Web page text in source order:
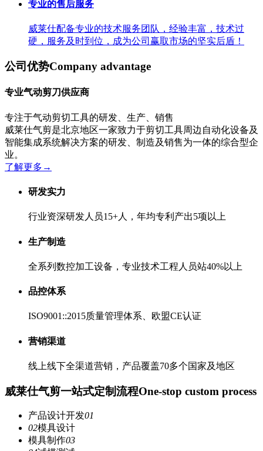
专业的售后服务
威莱仕配备专业的技术服务团队，经验丰富，技术过
硬，服务及时到位，成为公司赢取市场的坚实后盾！
公司优势Company advantage
专业气动剪刀供应商
专注于气动剪切工具的研发、生产、销售
威莱仕气剪是北京地区一家致力于剪切工具周边自动化设备及
智能集成系统解决方案的研发、制造及销售为一体的综合型企
业。
了解更多 →
研发实力
行业资深研发人员15+人，年均专利产出5项以上
生产制造
全系列数控加工设备，专业技术工程人员站40%以上
品控体系
ISO9001::2015质量管理体系、欧盟CE认证
营销渠道
线上线下全渠道营销，产品覆盖70多个国家及地区
威莱仕气剪一站式定制流程One-stop custom process
产品设计开发01
02模具设计
模具制作03